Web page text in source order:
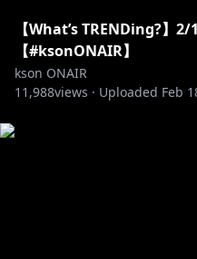
【What’s TRENDing?】
【#ksonONAIR】
kson ONAIR
11,988views · Uploaded Feb